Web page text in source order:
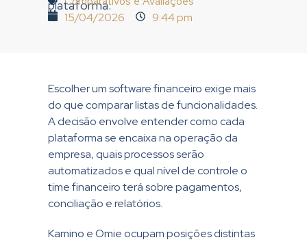
plataforma.
15/04/2026
9:44 pm
Escolher um software financeiro exige mais
do que comparar listas de funcionalidades.
A decisão envolve entender como cada
plataforma se encaixa na operação da
empresa, quais processos serão
automatizados e qual nível de controle o
time financeiro terá sobre pagamentos,
conciliação e relatórios.
Kamino e Omie ocupam posições distintas